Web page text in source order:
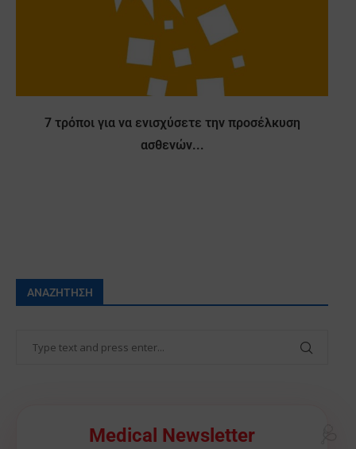
7 τρόποι για να ενισχύσετε την προσέλκυση
ασθενών...
ΑΝΑΖΉΤΗΣΗ
Medical Newsletter